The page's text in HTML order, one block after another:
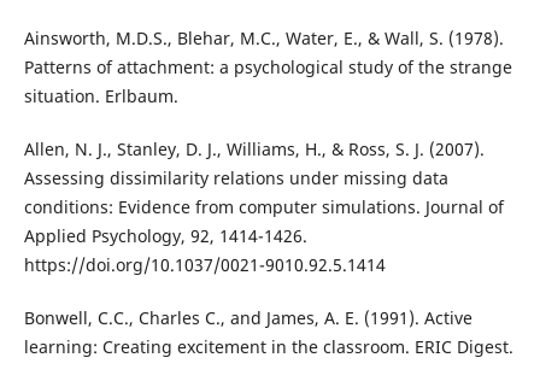
Ainsworth, M.D.S., Blehar, M.C., Water, E., & Wall, S. (1978).
Patterns of attachment: a psychological study of the strange
situation. Erlbaum.
Allen, N. J., Stanley, D. J., Williams, H., & Ross, S. J. (2007).
Assessing dissimilarity relations under missing data
conditions: Evidence from computer simulations. Journal of
Applied Psychology, 92, 1414-1426.
https://doi.org/10.1037/0021-9010.92.5.1414
Bonwell, C.C., Charles C., and James, A. E. (1991). Active
learning: Creating excitement in the classroom. ERIC Digest.